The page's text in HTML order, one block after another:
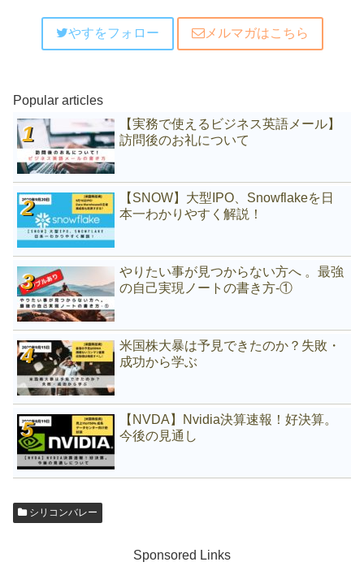
やすをフォロー メルマガはこちら
Popular articles
【実務で使えるビジネス英語メール】
訪問後のお礼について
【SNOW】大型IPO、Snowflakeを日
本一わかりやすく解説！
やりたい事が見つからない方へ 。最強
の自己実現ノートの書き方-①
米国株大暴は予見できたのか？失敗・
成功から学ぶ
【NVDA】Nvidia決算速報！好決算。
今後の見通し
シリコンバレー
Sponsored Links